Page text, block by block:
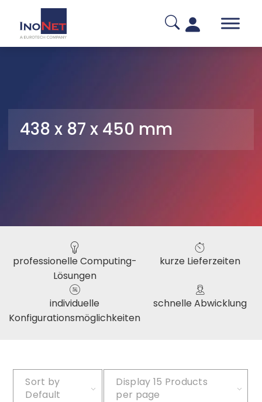
438 x 87 x 450 mm
professionelle Computing-
Lösungen
kurze Lieferzeiten
individuelle
Konfigurationsmöglichkeiten
schnelle Abwicklung
Sort by
Default
Display 15 Products
per page